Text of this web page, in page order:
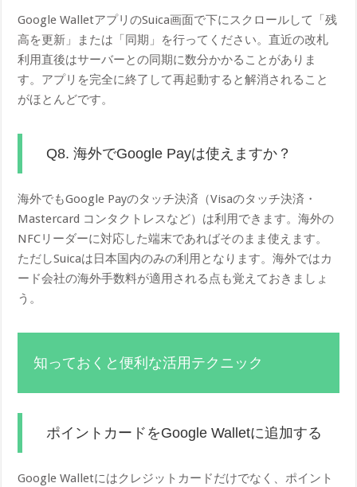
Google WalletアプリのSuica画面で下にスクロールして「残
高を更新」または「同期」を行ってください。直近の改札
利用直後はサーバーとの同期に数分かかることがありま
す。アプリを完全に終了して再起動すると解消されること
がほとんどです。
Q8. 海外でGoogle Payは使えますか？
海外でもGoogle Payのタッチ決済（Visaのタッチ決済・
Mastercard コンタクトレスなど）は利用できます。海外の
NFCリーダーに対応した端末であればそのまま使えます。
ただしSuicaは日本国内のみの利用となります。海外ではカ
ード会社の海外手数料が適用される点も覚えておきましょ
う。
知っておくと便利な活用テクニック
ポイントカードをGoogle Walletに追加する
Google Walletにはクレジットカードだけでなく、ポイント